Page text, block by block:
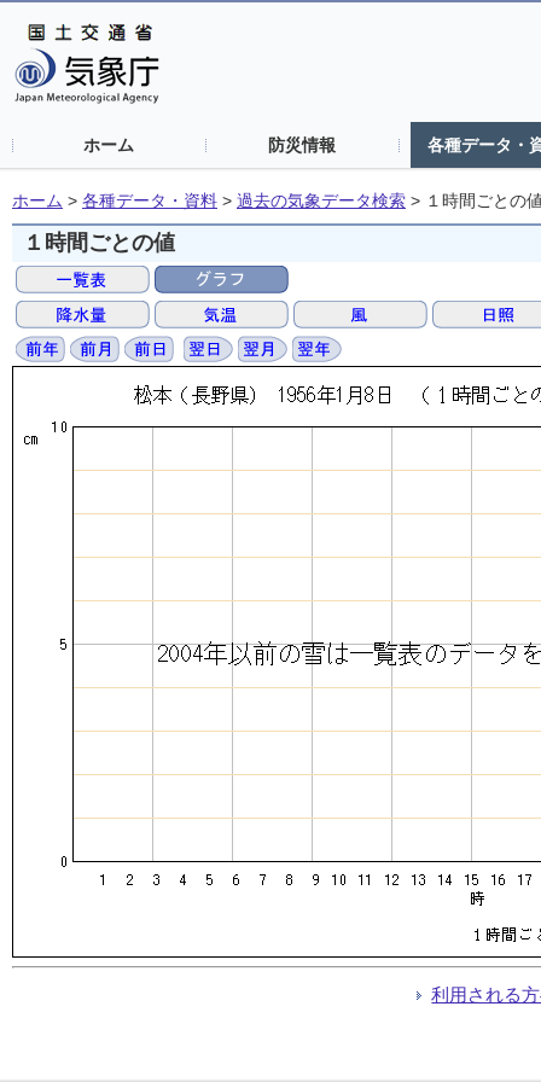
ホーム 防災情報 各種データ・
ホーム > 各種データ・資料 > 過去の気象データ検索 > １時間ごとの
１時間ごとの値
利用される